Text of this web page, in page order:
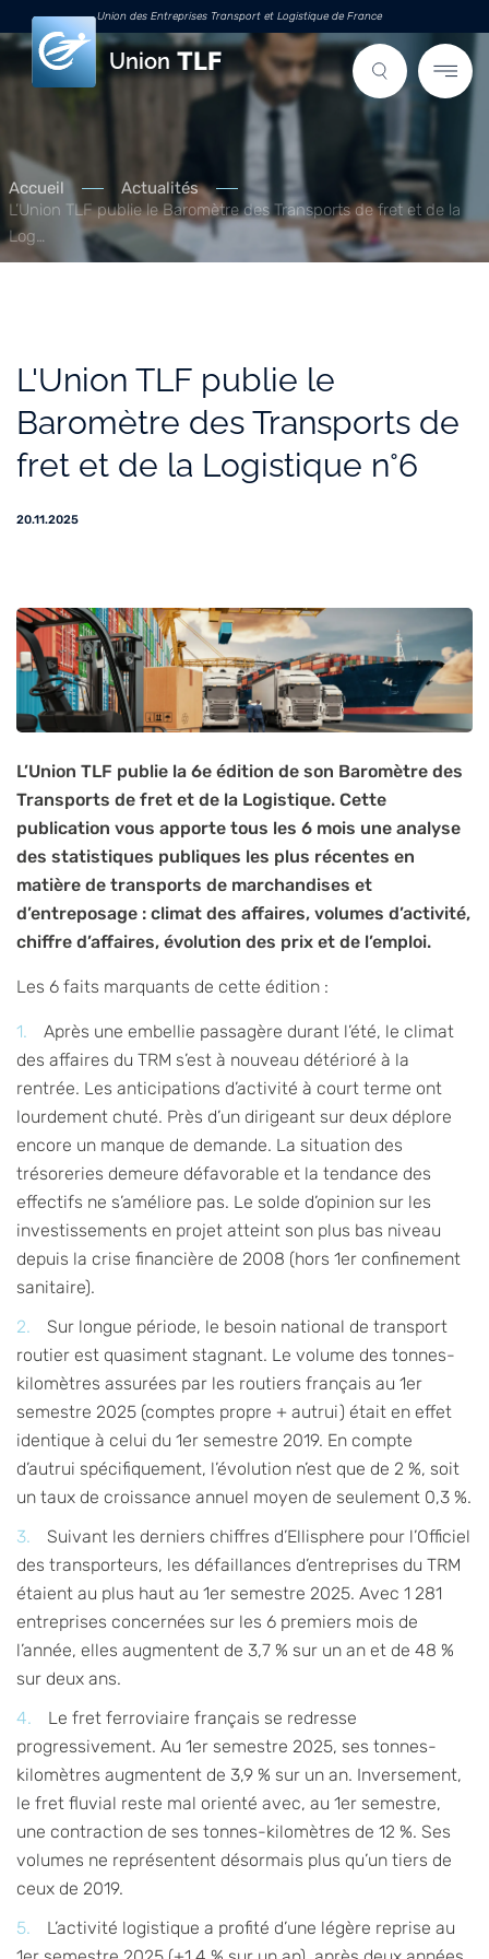
Union des Entreprises Transport et Logistique de France
Union
Accueil
Actualités
L’Union TLF publie le Baromètre des Transports de fret et de la
Log…
L'Union TLF publie le
Baromètre des Transports de
fret et de la Logistique n°6
20.11.2025
L’Union TLF publie la 6e édition de son Baromètre des
Transports de fret et de la Logistique. Cette
publication vous apporte tous les 6 mois une analyse
des statistiques publiques les plus récentes en
matière de transports de marchandises et
d’entreposage : climat des affaires, volumes d’activité,
chiffre d’affaires, évolution des prix et de l’emploi.
Les 6 faits marquants de cette édition :
Après une embellie passagère durant l’été, le climat
des affaires du TRM s’est à nouveau détérioré à la
rentrée. Les anticipations d’activité à court terme ont
lourdement chuté. Près d’un dirigeant sur deux déplore
encore un manque de demande. La situation des
trésoreries demeure défavorable et la tendance des
effectifs ne s’améliore pas. Le solde d’opinion sur les
investissements en projet atteint son plus bas niveau
depuis la crise financière de 2008 (hors 1er confinement
sanitaire).
Sur longue période, le besoin national de transport
routier est quasiment stagnant. Le volume des tonnes-
kilomètres assurées par les routiers français au 1er
semestre 2025 (comptes propre + autrui) était en effet
identique à celui du 1er semestre 2019. En compte
d’autrui spécifiquement, l’évolution n’est que de 2 %, soit
un taux de croissance annuel moyen de seulement 0,3 %.
Suivant les derniers chiffres d’Ellisphere pour l’Officiel
des transporteurs, les défaillances d’entreprises du TRM
étaient au plus haut au 1er semestre 2025. Avec 1 281
entreprises concernées sur les 6 premiers mois de
l’année, elles augmentent de 3,7 % sur un an et de 48 %
sur deux ans.
Le fret ferroviaire français se redresse
progressivement. Au 1er semestre 2025, ses tonnes-
kilomètres augmentent de 3,9 % sur un an. Inversement,
le fret fluvial reste mal orienté avec, au 1er semestre,
une contraction de ses tonnes-kilomètres de 12 %. Ses
volumes ne représentent désormais plus qu’un tiers de
ceux de 2019.
L’activité logistique a profité d’une légère reprise au